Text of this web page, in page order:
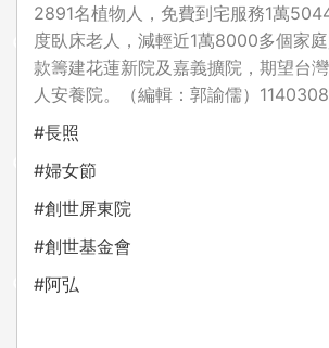
2891名植物人，免費到宅服務1萬
度臥床老人，減輕近1萬8000多個家
款籌建花蓮新院及嘉義擴院，期望台
人安養院。（編輯：郭諭儒）1140308
#長照
#婦女節
#創世屏東院
#創世基金會
#阿弘